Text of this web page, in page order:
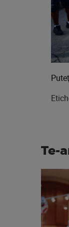
Te-